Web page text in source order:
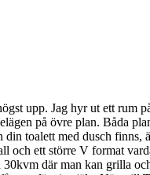
upp. Jag hyr ut ett rum
på övre plan. Båda
toalett med dusch finns,
och ett större V format
där man kan grilla